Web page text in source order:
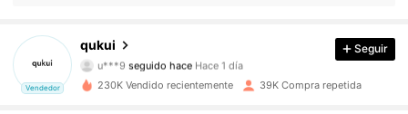
Vendedor
qukui
4,92
u***9 seguido hace Hace 1 día
1.9K Seguidores
Seguir
230K Vendido recientemente 39K Compra repetida